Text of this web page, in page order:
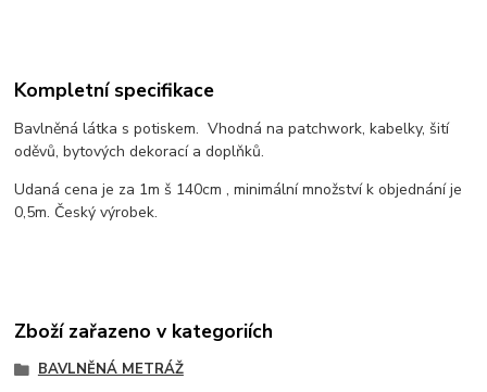
Kompletní specifikace
Bavlněná látka s potiskem. Vhodná na patchwork, kabelky, šití
oděvů, bytových dekorací a doplňků.
Udaná cena je za 1m š 140cm , minimální množství k objednání je
0,5m. Český výrobek.
Zboží zařazeno v kategoriích
BAVLNĚNÁ METRÁŽ